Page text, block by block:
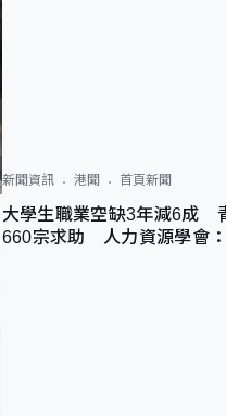
新聞資訊 港聞 首頁新聞
大學生職業空缺3年減6成
660宗求助 人力資源學會